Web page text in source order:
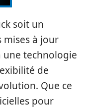
soit un
mises à jour
une technologie
de
Que ce
pour